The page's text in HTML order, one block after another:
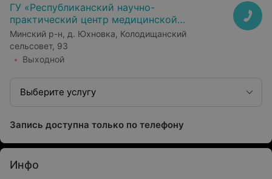
ГУ «Республиканский научно-
практический центр медицинской
экспертизы и реабилитаци»
Минский р-н, д. Юхновка, Колодищанский
сельсовет, 93
Выходной
Выберите услугу
Запись доступна только по телефону
Инфо